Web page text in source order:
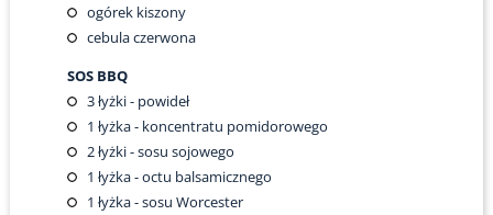
ogórek kiszony
cebula czerwona
SOS BBQ
3łyżki - powideł
1 łyżka - koncentratu pomidorowego
2łyżki - sosu sojowego
1 łyżka - octu balsamicznego
1 łyżka - sosu Worcester